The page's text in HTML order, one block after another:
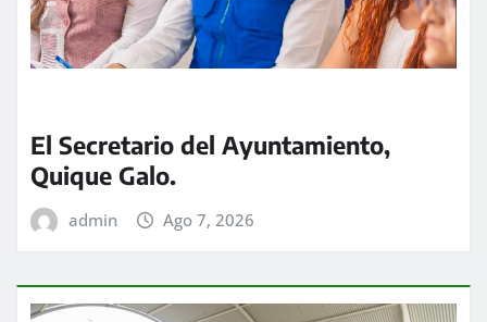
El Secretario del Ayuntamiento,
Quique Galo.
admin Ago 7, 2026